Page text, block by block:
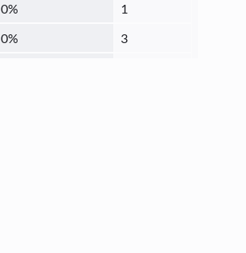
0%
1
0%
3